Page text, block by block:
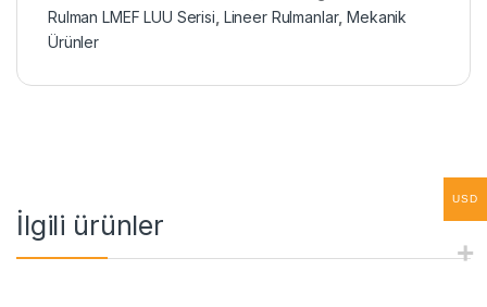
Rulman LMEF LUU Serisi Lineer Rulmanlar,Mekanik
Ürünler
İlgili ürünler
USD